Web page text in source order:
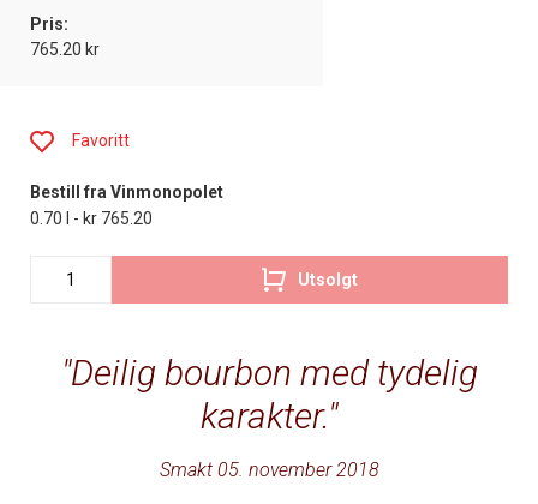
Pris:
765.20 kr
Deilig bourbon med tydelig
karakter.
Smakt 05. november 2018
Favoritt
Bestill fra Vinmonopolet
0.70 l - kr 765.20
Utsolgt